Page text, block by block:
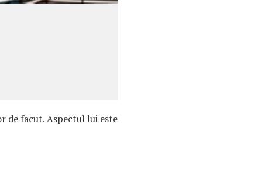
de facut. Aspectul lui este